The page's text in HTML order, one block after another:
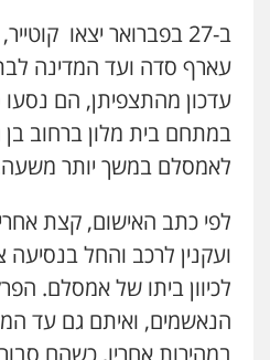
ב-27 בפברואר יצאו
עארף סדה ועד המדינה
עדכון מהתצפיתן, הם
במתחם בית מלון ברחוב בן
לאמסלם במשך יותר
לפי כתב האישום, קצת
ועקנין לרכב והחל בנסיעה
לכיוון ביתו של אמסלם.
הנאשמים, ואיתם גם עד
במהירות אחריו, כשהם